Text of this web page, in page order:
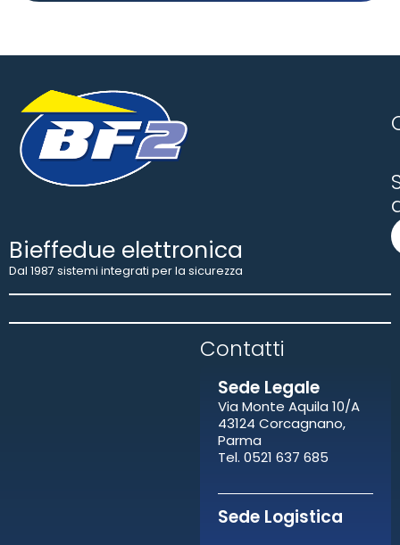
Bieffedue elettronica
Dal 1987 sistemi integrati per la sicurezza
Contatti​
Sede Legale
Via Monte Aquila 10/A
43124 Corcagnano,
Parma
Tel. 0521 637 685
Sede Logistica